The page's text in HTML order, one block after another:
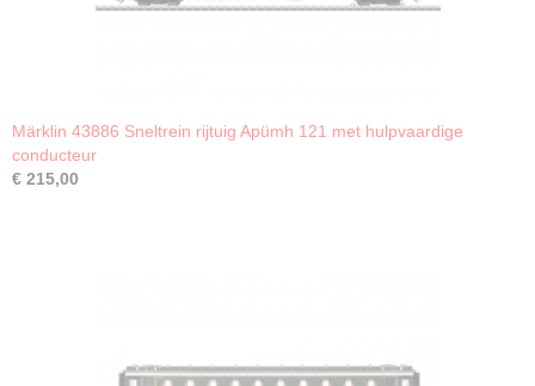
Märklin 43886 Sneltrein rijtuig Apümh 121 met hulpvaardige
conducteur
€ 215,00